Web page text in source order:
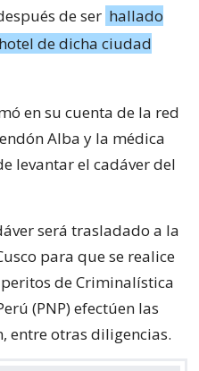
de ser hallado
de dicha ciudad
en su cuenta de la red
Alba y la médica
levantar el cadáver del
será trasladado a la
para que se realice
de Criminalística
(PNP) efectúen las
entre otras diligencias.